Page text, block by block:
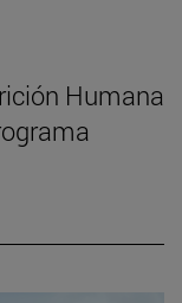
Humana